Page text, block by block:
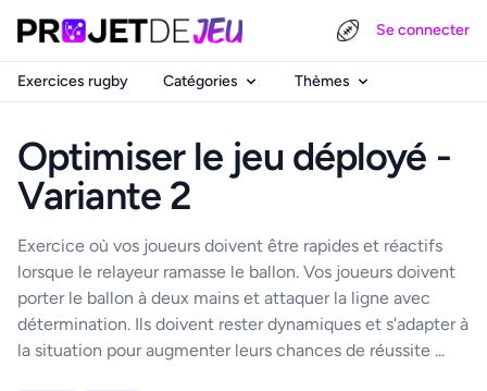
Se connecter
Exercices rugby Catégories Thèmes
Optimiser le jeu déployé -
Variante 2
Exercice où vos joueurs doivent être rapides et réactifs
lorsque le relayeur ramasse le ballon. Vos joueurs doivent
porter le ballon à deux mains et attaquer la ligne avec
détermination. Ils doivent rester dynamiques et s'adapter à
la situation pour augmenter leurs chances de réussite ...